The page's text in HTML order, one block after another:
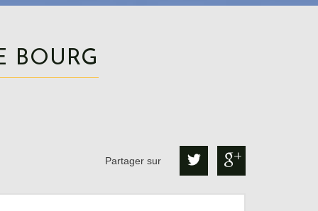
BOURG
Partager sur